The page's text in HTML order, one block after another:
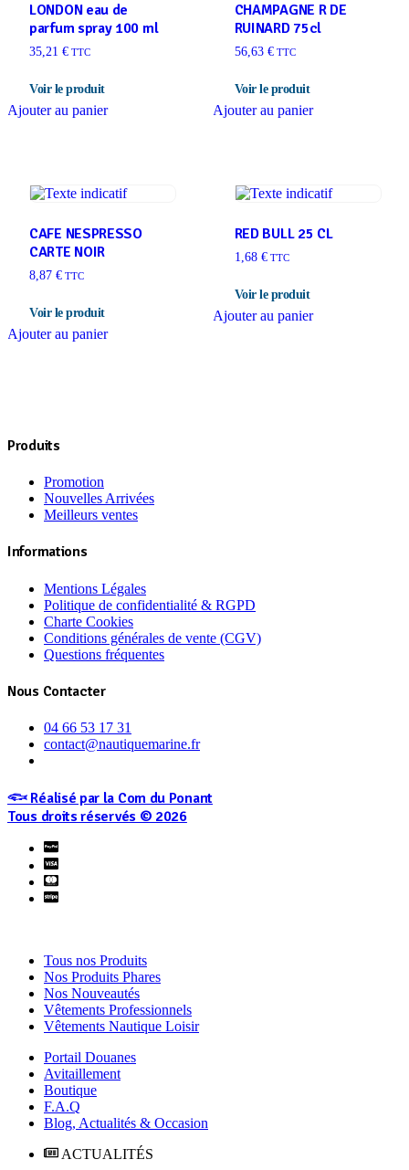
LONDON eau de
parfum spray 100 ml
35,21 € TTC
Ajouter au panier
CHAMPAGNE R DE
RUINARD 75cl
56,63 €TTC
Ajouter au panier
CAFE NESPRESSO
CARTE NOIR
8,87 € TTC
Ajouter au panier
RED BULL 25 CL
1,68 €TTC
Ajouter au panier
Produits
Promotion
Nouvelles Arrivées
Meilleurs ventes
Informations
Mentions Légales
Politique de confidentialité & RGPD
Charte Cookies
Conditions générales de vente (CGV)
Questions fréquentes
Nous Contacter
04 66 53 17 31
contact@nautiquemarine.fr
𓆟 Réalisé par la Com du Ponant
Tous droits réservés © 2026
Tous nos Produits
Nos Produits Phares
Nos Nouveautés
Vêtements Professionnels
Vêtements Nautique Loisir
Portail Douanes
Avitaillement
Boutique
F.A.Q
Blog, Actualités & Occasion
ACTUALITÉS